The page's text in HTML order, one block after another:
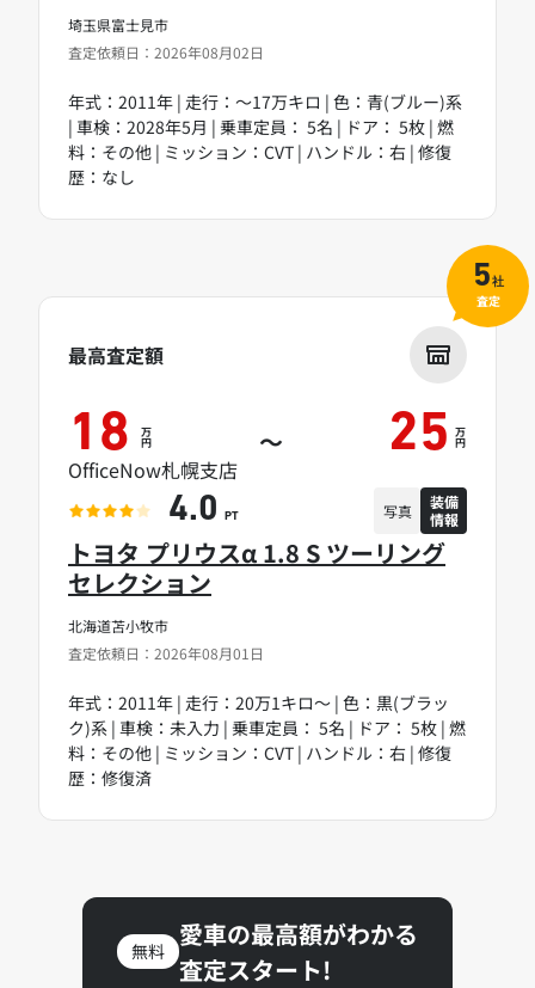
埼玉県富士見市
査定依頼日：2026年08月02日
年式：2011年 | 走行：～17万キロ | 色：青(ブルー)系
| 車検：2028年5月 | 乗車定員： 5名 | ドア： 5枚 | 燃
料：その他 | ミッション：CVT | ハンドル：右 | 修復
歴：なし
北海道苫小牧市
査定依頼日：2026年08月01日
トヨタ プリウスα 1.8 S ツーリング
セレクション
年式：2011年 | 走行：20万1キロ～ | 色：黒(ブラッ
ク)系 | 車検：未入力 | 乗車定員： 5名 | ドア： 5枚 | 燃
料：その他 | ミッション：CVT | ハンドル：右 | 修復
歴：修復済
最高査定額
18 万
円 ～ 25 万
円
OfficeNow札幌支店
4.0 PT 写真
装備
情報
5社
査定
無料
愛車の最高額がわかる
査定スタート!